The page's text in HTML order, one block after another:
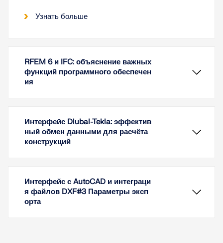
Узнать больше
RFEM 6 и IFC: объяснение важных
функций программного обеспечен
ия
Интерфейс Dlubal-Tekla: эффектив
ный обмен данными для расчёта
конструкций
Интерфейс с AutoCAD и интеграци
я файлов DXF#3 Параметры эксп
орта